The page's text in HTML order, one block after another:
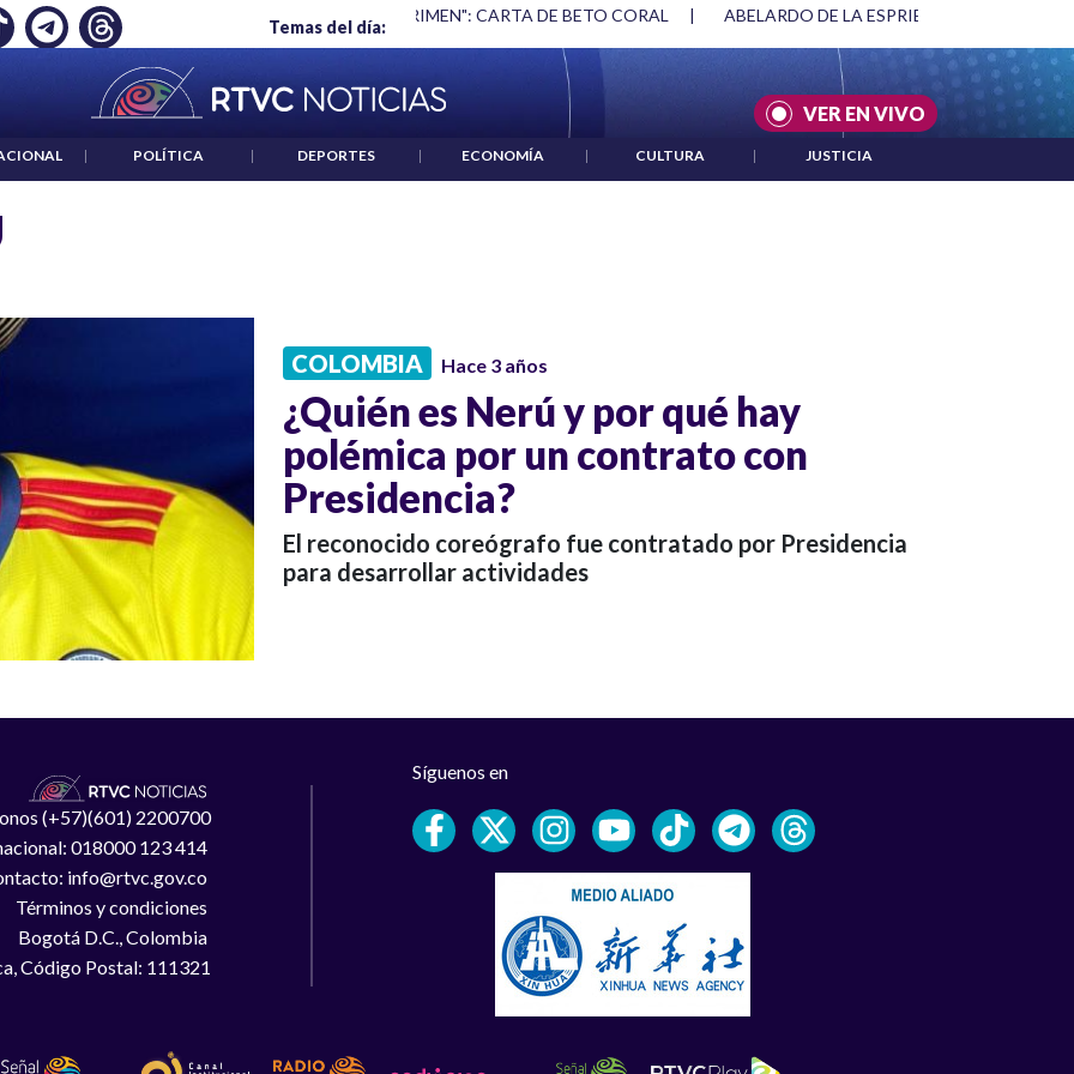
Temas del día:
EMPLEO: JP MORGAN "HABLAR NO ES UN CRIMEN": CARTA DE BETO CORAL | ABELARDO DE LA ESPRIELLA Y DMG
VER EN VIVO
| POLÍTICA | DEPORTES | ECONOMÍA | CULTURA | JUSTICIA
COLOMBIA Hace 3 años
¿Quién es Nerú y por qué hay
polémica por un contrato con
Presidencia?
El reconocido coreógrafo fue contratado por Presidencia
para desarrollar actividades
(+57)(601) 2200700
018000 123 414
info@rtvc.gov.co
Términos y condiciones
Bogotá D.C., Colombia
Código Postal: 111321
Síguenos en